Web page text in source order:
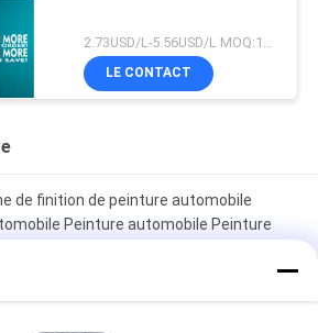
LE CONTACT
de finition de peinture automobile
Peinture automobile Peinture
brillant résistant à la décoloration